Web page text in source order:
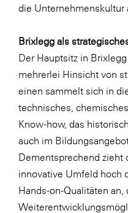
die Unternehmenskultur
Brixlegg als
Der Hauptsitz in Brixlegg
mehrerlei Hinsicht von
einen sammelt sich in
technisches,
Know-how, das
auch im
Dementsprechend zieht
innovative Umfeld hoch
Hands-on-Qualitäten